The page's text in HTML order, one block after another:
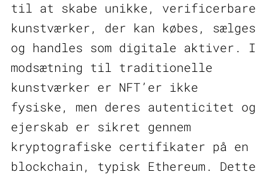
til at skabe unikke, verificerbare
kunstværker, der kan købes, sælges
og handles som digitale aktiver. I
modsætning til traditionelle
kunstværker er NFT’er ikke
fysiske, men deres autenticitet og
ejerskab er sikret gennem
kryptografiske certifikater på en
blockchain, typisk Ethereum. Dette